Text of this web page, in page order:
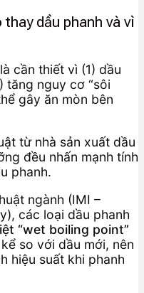
dầu phanh và vì
cần thiết vì (1) dầu
tăng nguy cơ “sôi
gây ăn mòn bên
từ nhà sản xuất dầu
đều nhấn mạnh tính
phanh.
ngành (IMI –
các loại dầu phanh
“wet boiling point”
so với dầu mới, nên
hiệu suất khi phanh